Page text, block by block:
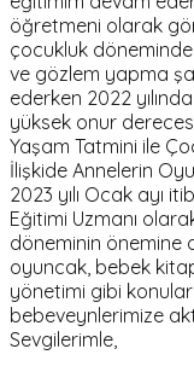
öğretmeni olarak
çocukluk
ve gözlem yapma
ederken 2022
yüksek onur
Yaşam Tatmini ile
İlişkide Annelerin
2023 yılı Ocak ayı
Eğitimi Uzmanı
döneminin önemine
oyuncak, bebek
yönetimi gibi
bebeveynlerimize
Sevgilerimle,